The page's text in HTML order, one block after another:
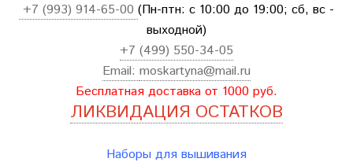
+7 (993) 914-65-00 (Пн-птн: с 10:00 до 19:00; сб, вс -
выходной)
+7 (499) 550-34-05
Email: moskartyna@mail.ru
Бесплатная доставка от 1000 руб.
ЛИКВИДАЦИЯ ОСТАТКОВ
Наборы для вышивания